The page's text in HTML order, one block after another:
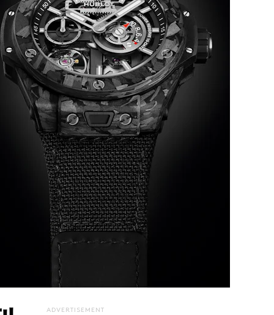
ADVERTISEMENT